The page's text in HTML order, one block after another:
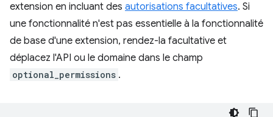
extension en incluant des autorisations facultatives. Si
une fonctionnalité n'est pas essentielle à la fonctionnalité
de base d'une extension, rendez-la facultative et
déplacez l'API ou le domaine dans le champ
optional_permissions .